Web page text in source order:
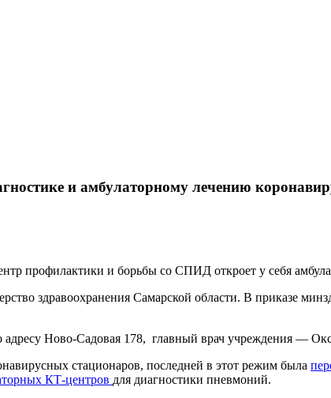
и амбулаторному лечению
профилактики и борьбы со СПИД откроет у себя
здравоохранения Самарской области. В приказе
Ново-Садовая 178, главный врач учреждения —
стационаров, последней в этот режим была
КТ-центров для диагностики пневмоний.